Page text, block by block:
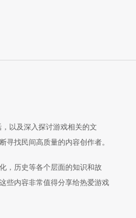
以及深入探讨游戏相关的文
找民间高质量的内容创作者。
，历史等各个层面的知识和故
些内容非常值得分享给热爱游戏